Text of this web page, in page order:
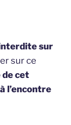
sur
sur ce
de cet
l’encontre